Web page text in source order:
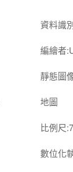
資料識
編繪者
靜態圖
地圖
比例尺
數位化